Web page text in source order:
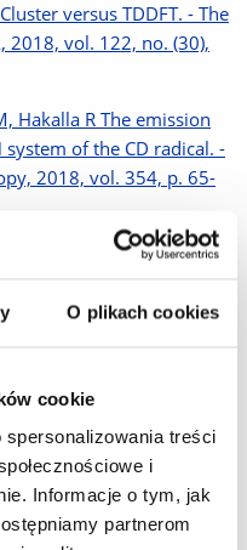
O plikach cookies
cookie
treści
i
Informacje o tym, jak
partnerom
versus TDDFT. - The
2018, vol. 122, no. (30),
Hakalla R The emission
system of the CD radical. -
2018, vol. 354, p. 65-
M The new
Transfer, 2017,
spectroscopy of
Spectroscopy and
s. 103-111
R [et al.] VIS and VUV